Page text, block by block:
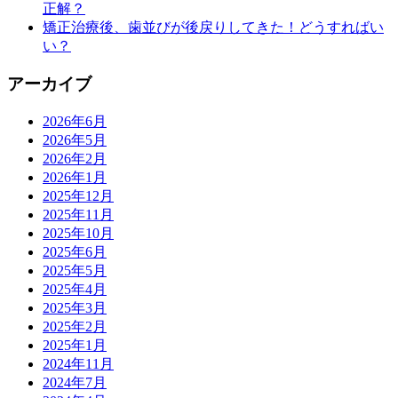
正解？
矯正治療後、歯並びが後戻りしてきた！どうすればい
い？
アーカイブ
2026年6月
2026年5月
2026年2月
2026年1月
2025年12月
2025年11月
2025年10月
2025年6月
2025年5月
2025年4月
2025年3月
2025年2月
2025年1月
2024年11月
2024年7月